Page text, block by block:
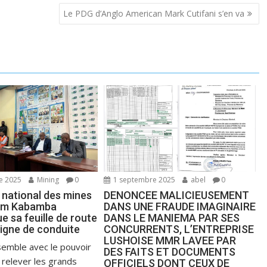
Le PDG d’Anglo American Mark Cutifani s’en va
2025 Mining 0
des mines
Kabamba
sa feuille de route
de conduite
avec le pouvoir
les grands
1 septembre 2025 abel 0
DENONCEE MALICIEUSEMENT
DANS UNE FRAUDE IMAGINAIRE
DANS LE MANIEMA PAR SES
CONCURRENTS, L’ENTREPRISE
LUSHOISE MMR LAVEE PAR
DES FAITS ET DOCUMENTS
OFFICIELS DONT CEUX DE